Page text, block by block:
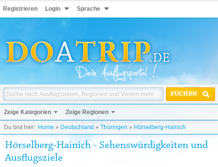
Registrieren Login Sprache
SUCHEN
Zeige Kategorien Zeige Regionen
Du bist hier: Home » Deutschland » Thüringen » Hörselberg-Hainich
Hörselberg-Hainich - Sehenswürdigkeiten und
Ausflugsziele